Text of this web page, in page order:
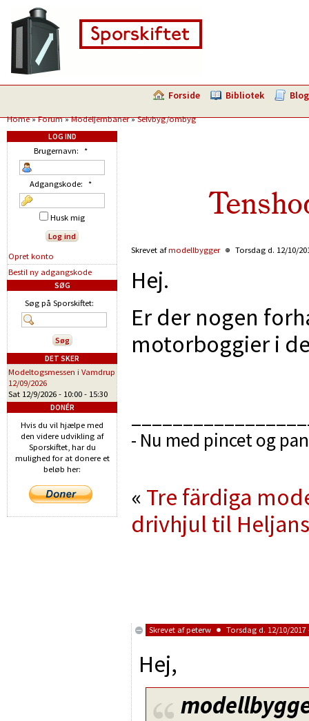
Forside Bibliotek Blog
Home»Forum»Modeljernbaner»Selvbyg/ombyg
Skrevet afmodellbygger Torsdag d. 12/10/
Hej.
Er der nogen
motorboggier i
- Nu med pincet og
« Tre färdiga
drivhjul til
Skrevet afpeterw Torsdag d. 12/10/2017
Hej,
LOG IND
Brugernavn: *
Adgangskode: *
Husk mig
Opret konto
Bestil ny adgangskode
SØG
Søg på Sporskiftet:
DET SKER
Modeltogsmessen i Vamdrup
12/09/2026
Sat 12/9/2026 - 10:00 - 15:30
DONÉR
Hvis du vil hjælpe med
den videre udvikling af
Sporskiftet, har du
mulighed for at donere et
beløb her: